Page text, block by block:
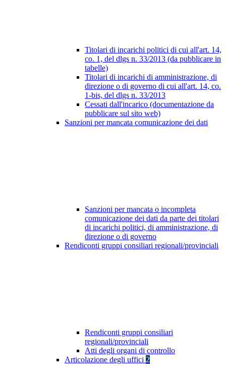
Titolari di incarichi politici di cui all'art. 14,
co. 1, del dlgs n. 33/2013 (da pubblicare in
tabelle)
Titolari di incarichi di amministrazione, di
direzione o di governo di cui all'art. 14, co.
1-bis, del dlgs n. 33/2013
Cessati dall'incarico (documentazione da
pubblicare sul sito web)
Sanzioni per mancata comunicazione dei dati
Sanzioni per mancata o incompleta
comunicazione dei dati da parte dei titolari
di incarichi politici, di amministrazione, di
direzione o di governo
Rendiconti gruppi consiliari regionali/provinciali
Rendiconti gruppi consiliari
regionali/provinciali
Atti degli organi di controllo
Articolazione degli uffici 2